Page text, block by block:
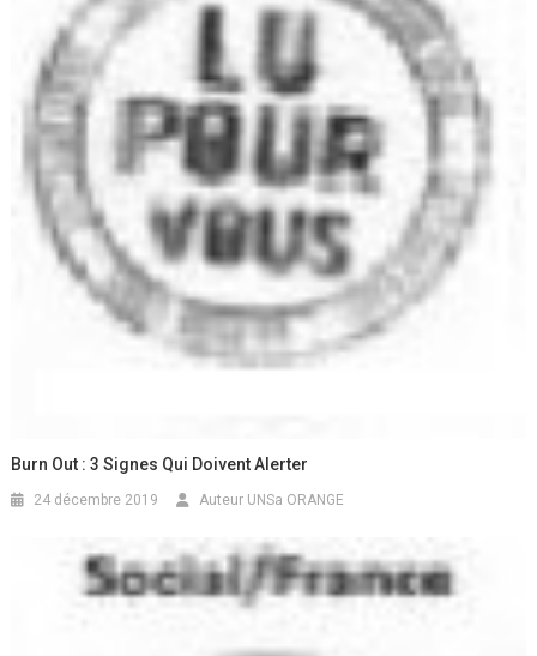
Burn Out : 3 Signes Qui Doivent Alerter
24 décembre 2019 Auteur UNSa ORANGE